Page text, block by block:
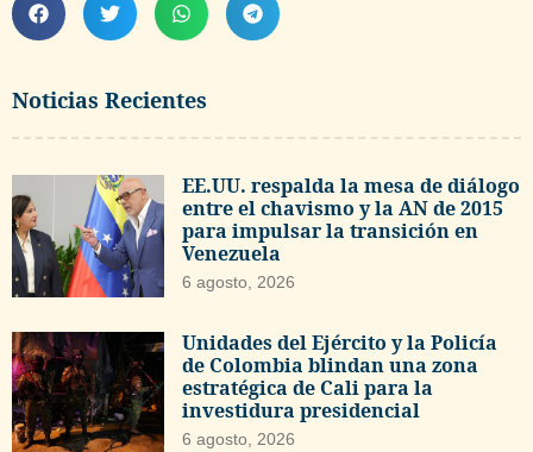
Noticias Recientes
EE.UU. respalda la mesa de diálogo
entre el chavismo y la AN de 2015
para impulsar la transición en
Venezuela
6 agosto, 2026
Unidades del Ejército y la Policía
de Colombia blindan una zona
estratégica de Cali para la
investidura presidencial
6 agosto, 2026